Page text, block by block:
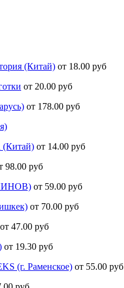
(Китай) от 18.00 руб
от 20.00 руб
от 178.00 руб
от 14.00 руб
98.00 руб
от 59.00 руб
от 70.00 руб
от 47.00 руб
от 19.30 руб
(г. Раменское) от 55.00 руб